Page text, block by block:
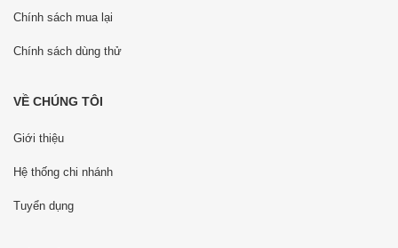
Chính sách mua lại
Chính sách dùng thử
VỀ CHÚNG TÔI
Giới thiệu
Hệ thống chi nhánh
Tuyển dụng